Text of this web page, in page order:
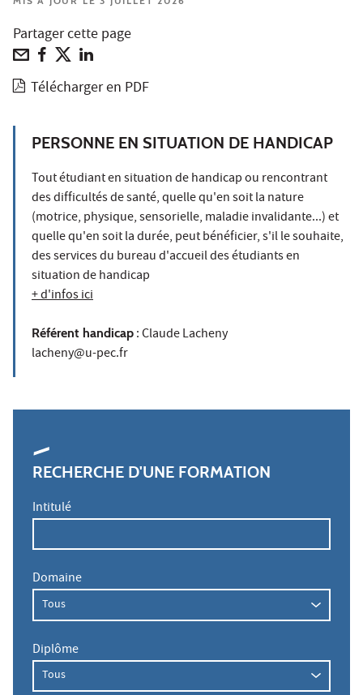
Partager cette page
Télécharger en PDF
PERSONNE EN SITUATION DE HANDICAP
Tout étudiant en situation de handicap ou rencontrant
des difficultés de santé, quelle qu'en soit la nature
(motrice, physique, sensorielle, maladie invalidante...) et
quelle qu'en soit la durée, peut bénéficier, s'il le souhaite,
des services du bureau d'accueil des étudiants en
situation de handicap
+ d'infos ici
Référent handicap : Claude Lacheny
lacheny@u-pec.fr
RECHERCHE D'UNE FORMATION
Intitulé
Domaine
Diplôme